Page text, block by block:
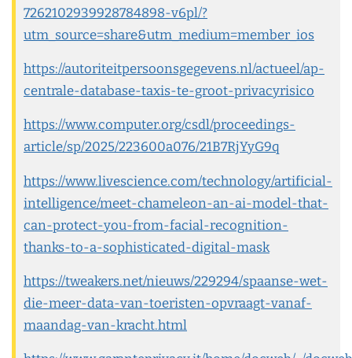
7262102939928784898-v6pl/?
utm_source=share&utm_medium=member_ios
https://autoriteitpersoonsgegevens.nl/actueel/ap-
centrale-database-taxis-te-groot-privacyrisico
https://www.computer.org/csdl/proceedings-
article/sp/2025/223600a076/21B7RjYyG9q
https://www.livescience.com/technology/artificial-
intelligence/meet-chameleon-an-ai-model-that-
can-protect-you-from-facial-recognition-
thanks-to-a-sophisticated-digital-mask
https://tweakers.net/nieuws/229294/spaanse-wet-
die-meer-data-van-toeristen-opvraagt-vanaf-
maandag-van-kracht.html